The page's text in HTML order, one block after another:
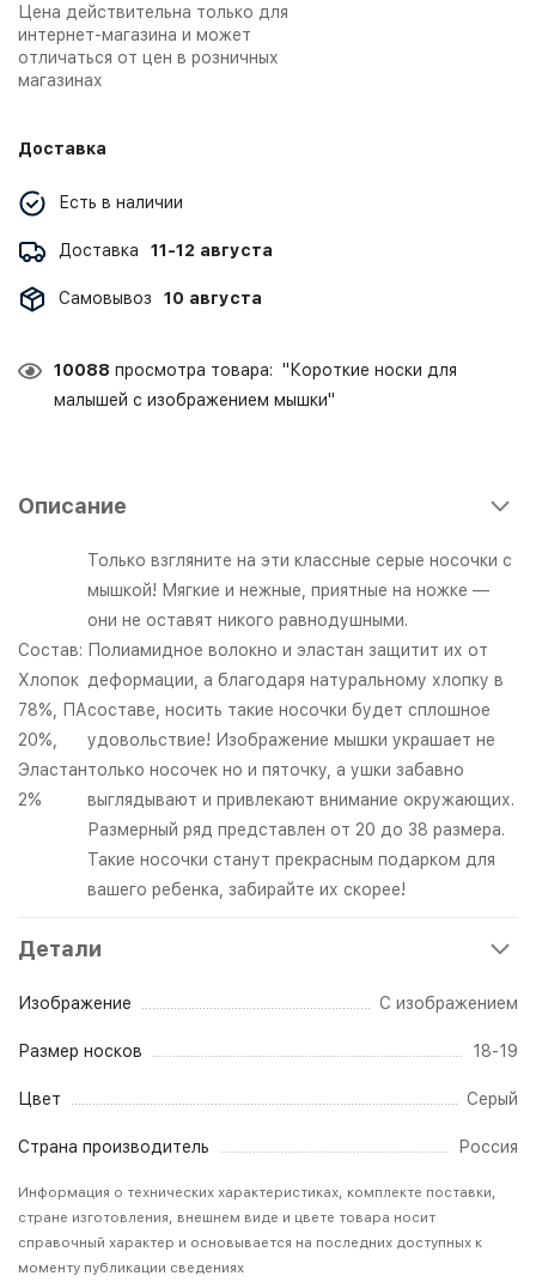
Цена действительна только для
интернет-магазина и может
отличаться от цен в розничных
магазинах
Доставка
Есть в наличии
Доставка 11-12 августа
Самовывоз 10 августа
10088 просмотра товара: "Короткие носки для
малышей с изображением мышки"
Описание
Состав:
Хлопок
78%, ПА
20%,
Эластан
2%
Только взгляните на эти классные серые носочки с
мышкой! Мягкие и нежные, приятные на ножке —
они не оставят никого равнодушными.
Полиамидное волокно и эластан защитит их от
деформации, а благодаря натуральному хлопку в
составе, носить такие носочки будет сплошное
удовольствие! Изображение мышки украшает не
только носочек но и пяточку, а ушки забавно
выглядывают и привлекают внимание окружающих.
Размерный ряд представлен от 20 до 38 размера.
Такие носочки станут прекрасным подарком для
вашего ребенка, забирайте их скорее!
Детали
Изображение С изображением
Размер носков 18-19
Цвет Серый
Страна производитель Россия
Информация о технических характеристиках, комплекте поставки,
стране изготовления, внешнем виде и цвете товара носит
справочный характер и основывается на последних доступных к
моменту публикации сведениях